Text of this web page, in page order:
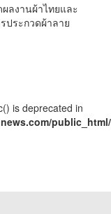
ลงานผ้าไทยและ
ประกวดผ้าลาย
อสมเด็จฯ – เจ้า
is deprecated in